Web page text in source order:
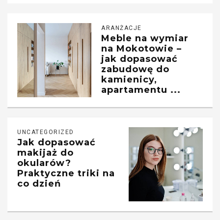
ARANŻACJE
Meble na wymiar
na Mokotowie –
jak dopasować
zabudowę do
kamienicy,
apartamentu ...
UNCATEGORIZED
Jak dopasować
makijaż do
okularów?
Praktyczne triki na
co dzień